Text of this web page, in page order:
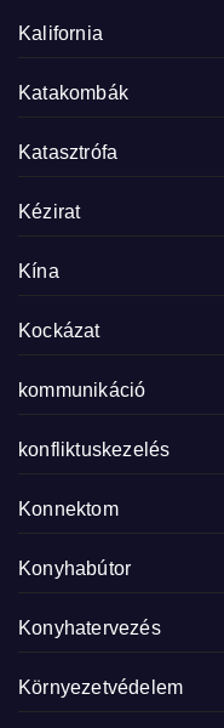
Kalifornia
Katakombák
Katasztrófa
Kézirat
Kína
Kockázat
kommunikáció
konfliktuskezelés
Konnektom
Konyhabútor
Konyhatervezés
Környezetvédelem